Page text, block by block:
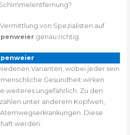
von Spezialisten auf
genau richtig.
Varianten, wobei jeder sein
Gesundheit wirken
weiteres ungefährlich. Zu den
unter anderem Kopfweh,
Diese
werden.